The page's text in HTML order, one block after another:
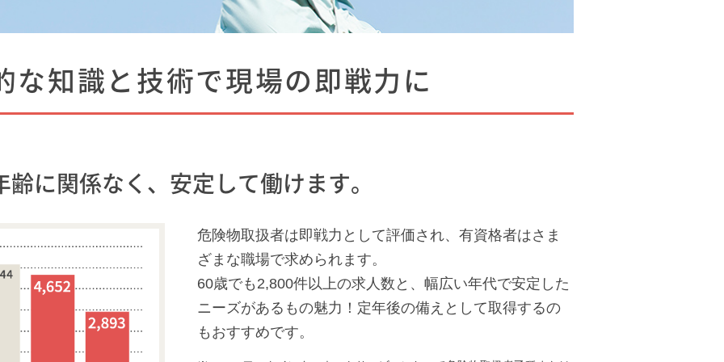
な知識と技術で現場の即戦力に
齢に関係なく、安定して働けます。
危険物取扱者は即戦力として評価され、有資格者はさま
ざまな職場で求められます。
60歳でも2,800件以上の求人数と、幅広い年代で安定した
ニーズがあるもの魅力！定年後の備えとして取得するの
もおすすめです。